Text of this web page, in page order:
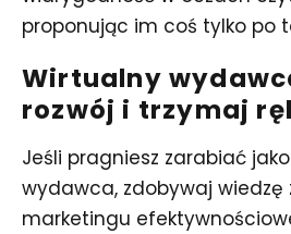
proponując im coś tylko po
Wirtualny
rozwój i trzymaj
Jeśli pragniesz zarabiać
wydawca, zdobywaj wiedzę
marketingu